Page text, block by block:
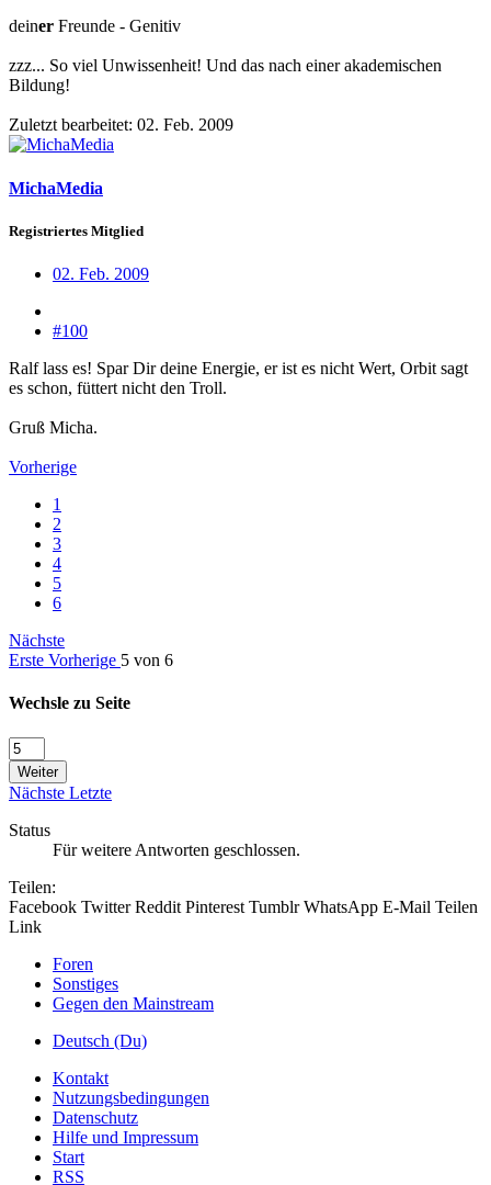
deiner Freunde - Genitiv
zzz... So viel Unwissenheit! Und das nach einer akademischen
Bildung!
Zuletzt bearbeitet: 02. Feb. 2009
MichaMedia
Registriertes Mitglied
02. Feb. 2009
#100
Ralf lass es! Spar Dir deine Energie, er ist es nicht Wert, Orbit sagt
es schon, füttert nicht den Troll.
Gruß Micha.
Vorherige
1
2
3
4
5
6
Nächste
Erste Vorherige 5 von 6
Wechsle zu Seite
Weiter
Nächste Letzte
Status
Für weitere Antworten geschlossen.
Teilen:
Facebook Twitter Reddit Pinterest Tumblr WhatsApp E-Mail Teilen
Link
Foren
Sonstiges
Gegen den Mainstream
Deutsch (Du)
Kontakt
Nutzungsbedingungen
Datenschutz
Hilfe und Impressum
Start
RSS